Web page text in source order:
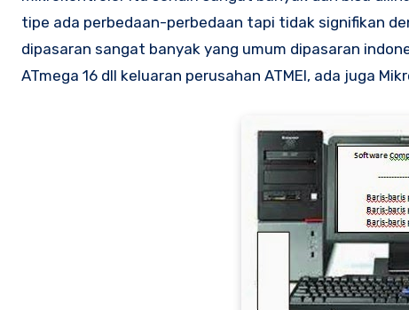
tipe ada perbedaan-perbedaan tapi tidak signifikan
dipasaran sangat banyak yang umum dipasaran
ATmega 16 dll keluaran perusahan ATMEl, ada juga